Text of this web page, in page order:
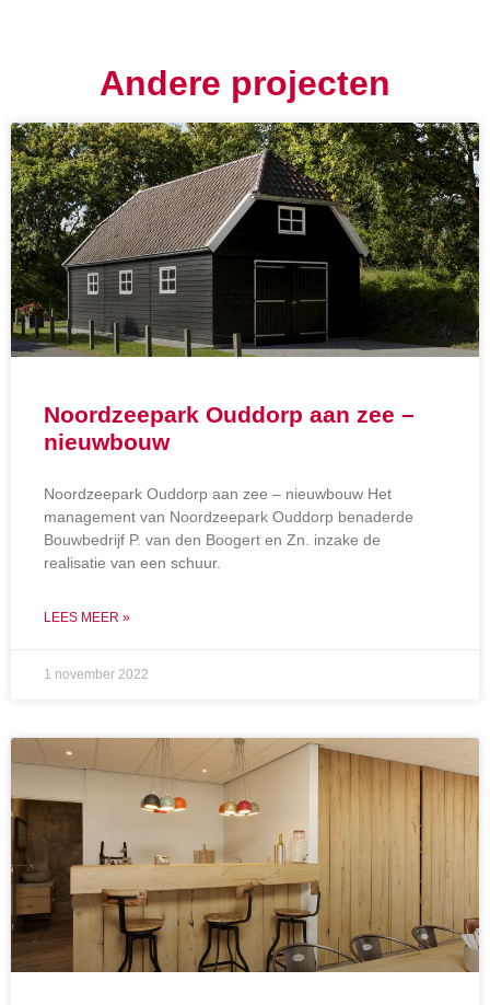
Andere projecten
Noordzeepark Ouddorp aan zee –
nieuwbouw
Noordzeepark Ouddorp aan zee – nieuwbouw Het
management van Noordzeepark Ouddorp benaderde
Bouwbedrijf P. van den Boogert en Zn. inzake de
realisatie van een schuur.
LEES MEER »
1 november 2022